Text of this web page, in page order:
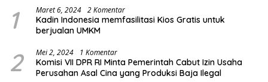
1 Maret 6, 2024 2 Komentar
Kadin Indonesia memfasilitasi Kios Gratis untuk
berjualan UMKM
2 Mei 2, 2024 1 Komentar
Komisi VII DPR RI Minta Pemerintah Cabut Izin Usaha
Perusahan Asal Cina yang Produksi Baja Ilegal